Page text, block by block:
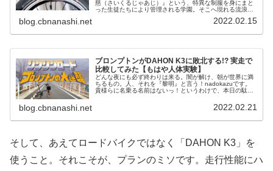
慈（さいくるじゃあじ）』という、特異な制服を身にまと
った生徒たちにより管理される学園。そこへ現れる流浪の
blog.cbnanashi.net 2022.02.15
ブロンプトンがDAHON K3に敗北する!? 実走で
比較してみた【もはや人体実験】
どんな夜にも必ず終わりは来る。闇が解け、朝が世界に満
ちるもの。人、それを『黎明』と言う！nadokazuです。
貴様らに名乗る名前はないっ！というわけで、本日の駄文
blog.cbnanashi.net 2022.02.21
そして、あえてロードバイクではなく「DAHON K3」を
使うこと。それこそが、プランのミソです。走行性能にハ